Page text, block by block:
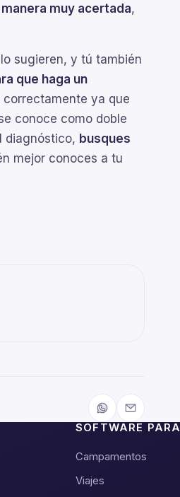
muy acertada,
sugieren, y tú también
que haga un
ya que
conoce como doble
diagnóstico, busques
mejor conoces a tu
SOFTWARE PARA
Campamentos
Viajes